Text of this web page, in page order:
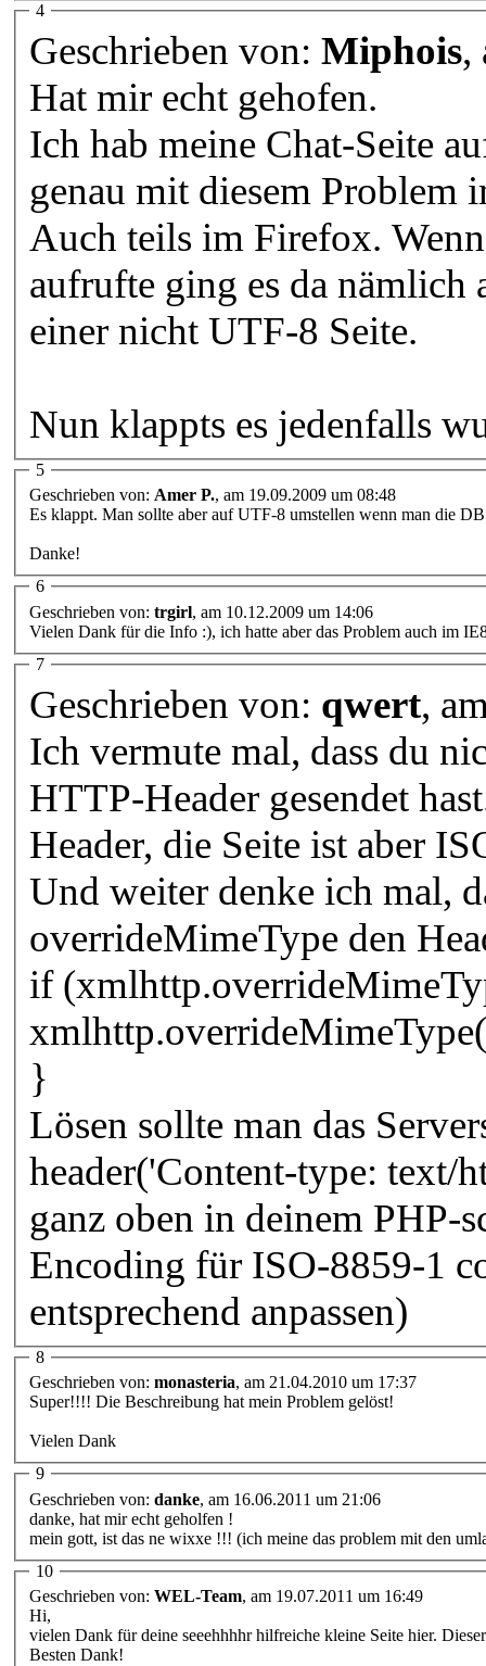
4
Geschrieben von: Miphois,
Hat mir echt gehofen.
Ich hab meine Chat-Seite
genau mit diesem Problem
Auch teils im Firefox.
aufrufte ging es da
einer nicht UTF-8 Seite.
Nun klappts es jedenfalls
5
Geschrieben von: Amer P., am 19.09.2009 um 08:48
Es klappt. Man sollte aber auf UTF-8 umstellen wenn man die
Danke!
6
Geschrieben von: trgirl, am 10.12.2009 um 14:06
Vielen Dank für die Info :), ich hatte aber das Problem auch im
7
Geschrieben von: qwert,
Ich vermute mal, dass du
HTTP-Header gesendet
Header, die Seite ist aber
Und weiter denke ich mal,
overrideMimeType den
if
}
Lösen sollte man das
header('Content-type: text/
ganz oben in deinem PHP-
Encoding für ISO-8859-1
entsprechend anpassen)
8
Geschrieben von: monasteria, am 21.04.2010 um 17:37
Super!!!! Die Beschreibung hat mein Problem gelöst!
Vielen Dank
9
Geschrieben von: danke, am 16.06.2011 um 21:06
danke, hat mir echt geholfen !
mein gott, ist das ne wixxe !!! (ich meine das problem mit den
10
Geschrieben von: WEL-Team, am 19.07.2011 um 16:49
Hi,
vielen Dank für deine seeehhhhr hilfreiche kleine Seite hier.
Besten Dank!